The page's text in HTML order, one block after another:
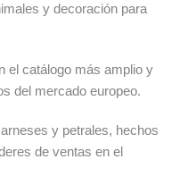
y decoración para
el catálogo más amplio y
del mercado europeo.
y petrales, hechos
de ventas en el